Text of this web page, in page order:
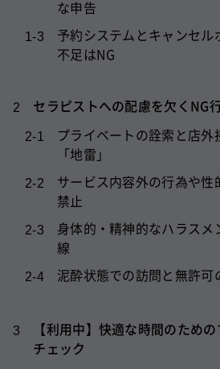
な申告
1-3
予約システムとキャンセル
不足はNG
2 セラピストへの配慮を欠くNG
2-1
プライベートの詮索と店外
「地雷」
2-2
サービス内容外の行為や性
禁止
2-3
身体的・精神的なハラスメ
線
2-4 泥酔状態での訪問と無許可
3
【利用中】快適な時間のため
チェック